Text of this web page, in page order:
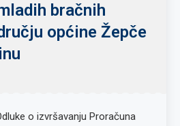
bračnih
općine Žepče
o izvršavanju Proračuna